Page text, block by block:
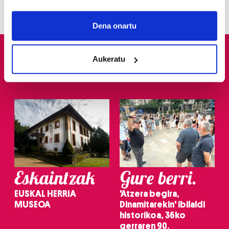
If you allow, we would also like to:
Collect information about your geographical
Identify your device by actively scanning it for
specific characteristics (fingerprinting)
and set your preferences in thedetails section.
Guk eta gure bazkideek zure datu pertsonalak
prozesatzen ditugu, zure IP zenbakia, besteak beste,
teknologia erabiliz, cookieak adibidez, iragarki eta eduki
pertsonalizatuak eskaintzeko, iragarkiak eta edukia
neurtzeko, jendeari buruzko informazioa biltzeko eta
produktuak garatzeko. Zure datuak nork eta zertarako
erabiltzen dituen hauta dezakezu.
Bazkide batzuek ez dizute baimenik eskatzen, eta beren
Dena onartu
Aukeratu
Eskaintzak
EUSKAL HERRIA
MUSEOA
Gure berri.
'Atzera begira,
Dinamitarekin' ibilaldi
historikoa, 36ko
gerraren 90.